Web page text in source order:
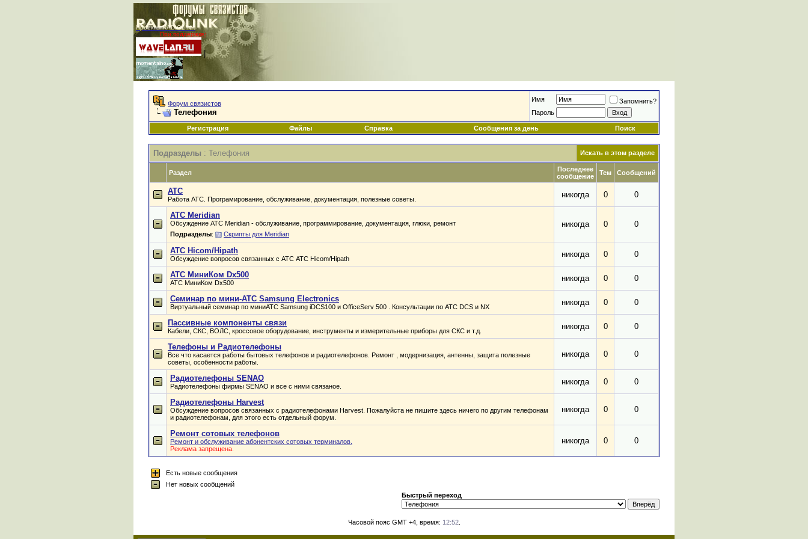
Проекты RADIOLINK
При поддержке:
|
Форум связистов
Телефония
Имя
Запомнить?
Пароль
Регистрация Файлы Справка Сообщения за день Поиск
Подразделы : Телефония Искать в этом разделе
Раздел
Последнее
сообщение
Тем Сообщений
АТС
Работа АТС. Програмирование, обслуживание, документация, полезные советы. никогда 0 0
АТС Meridian
Обсуждение АТС Meridian - обслуживание, программирование, документация, глюки, ремонт
Подразделы: Скрипты для Meridian
никогда 0 0
АТС Hicom/Hipath
Обсуждение вопросов связанных с АТС АТС Hicom/Hipath никогда 0 0
АТС МиниКом Dx500
АТС МиниКом Dx500 никогда 0 0
Cеминар по мини-АТС Samsung Electronics
Виртуальный семинар по миниАТС Samsung iDCS100 и OfficeServ 500 . Консультации по АТС DCS и NX никогда 0 0
Пассивные компоненты связи
Кабели, СКС, ВОЛС, кроссовое оборудование, инструменты и измерительные приборы для СКС и т.д. никогда 0 0
Телефоны и Радиотелефоны
Все что касается работы бытовых телефонов и радиотелефонов. Ремонт , модернизация, антенны, защита полезные
советы, особенности работы.
никогда 0 0
Радиотелефоны SENAO
Радиотелефоны фирмы SENAO и все с ними связаное. никогда 0 0
Радиотелефоны Harvest
Обсуждение вопросов связанных с радиотелефонами Harvest. Пожалуйста не пишите здесь ничего по другим телефонам
и радиотелефонам, для этого есть отдельный форум.
никогда 0 0
Ремонт сотовых телефонов
Ремонт и обслуживание абонентских сотовых терминалов.
Реклама запрещена.
никогда 0 0
Есть новые сообщения
Нет новых сообщений
Быстрый переход
Часовой пояс GMT +4, время: 12:52.